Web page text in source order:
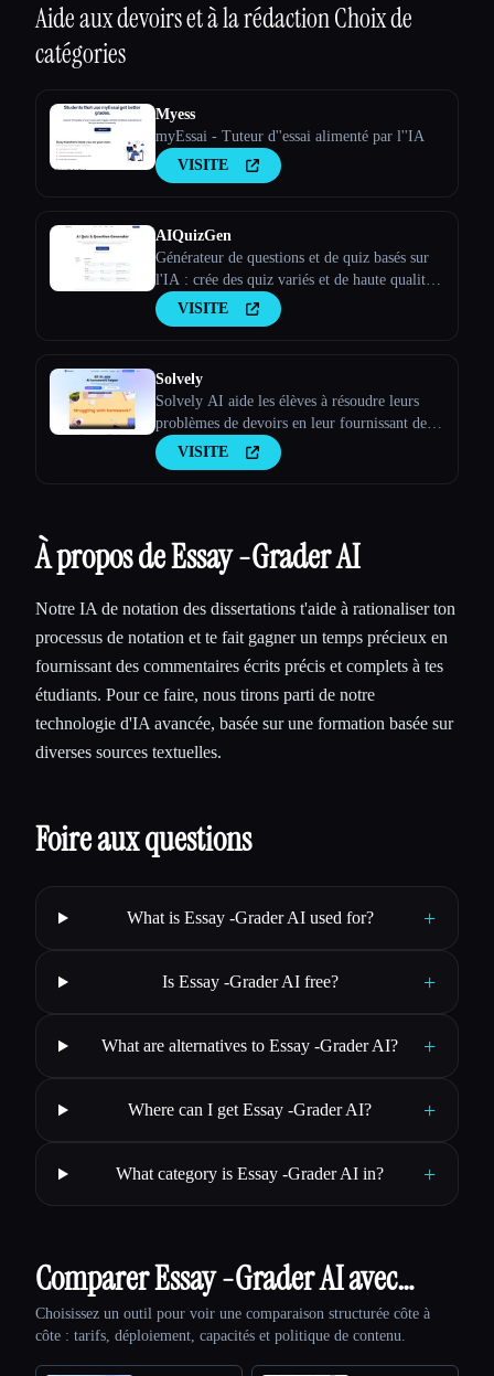
Aide aux devoirs et à la rédactionChoix de
catégories
Myess
myEssai - Tuteur d''essai alimenté par l''IA
VISITE
AIQuizGen
Générateur de questions et de quiz basés sur
l'IA : crée des quiz variés et de haute qualité
en quelques minutes. Notre générateur de quiz
basé sur l'IA garantit des évaluations
VISITE
Solvely
Solvely AI aide les élèves à résoudre leurs
problèmes de devoirs en leur fournissant des
explications étape par étape sur des sujets tels
que les mathématiques, les sciences, les arts
VISITE
À propos de Essay -Grader AI
Notre IA de notation des dissertations t'aide à rationaliser ton
processus de notation et te fait gagner un temps précieux en
fournissant des commentaires écrits précis et complets à tes
étudiants. Pour ce faire, nous tirons parti de notre
technologie d'IA avancée, basée sur une formation basée sur
diverses sources textuelles.
Foire aux questions
What is Essay -Grader AI used for? +
Is Essay -Grader AI free? +
What are alternatives to Essay -Grader AI? +
Where can I get Essay -Grader AI? +
What category is Essay -Grader AI in? +
Comparer Essay -Grader AI avec…
Choisissez un outil pour voir une comparaison structurée côte à
côte : tarifs, déploiement, capacités et politique de contenu.